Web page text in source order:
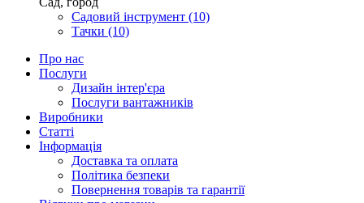
Садовий інструмент (10)
Тачки (10)
Про нас
Послуги
Дизайн інтер'єра
Послуги вантажників
Виробники
Статті
Інформація
Доставка та оплата
Політика безпеки
Повернення товарів та гарантії